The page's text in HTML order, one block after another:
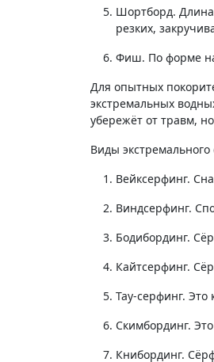
Шортборд. Длина доски от 1,5 до 1,8 м. Она лёгкая, компактная и очень манёвренная. Спортсмен может выполнять разные трюки. Она создана для
резких,
Фиш. По форме
Для опытных
экстремальных
убережёт от травм,
Виды экстремального
Вейксерфинг.
Виндсерфинг.
Бодибординг.
Кайтсерфинг.
Тау-серфинг.
Скимбординг.
Книбординг.